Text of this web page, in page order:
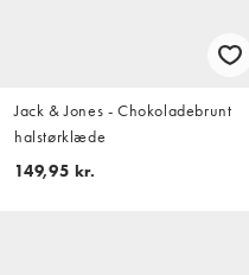
Jack & Jones - Chokoladebrunt
halstørklæde
149,95 kr.